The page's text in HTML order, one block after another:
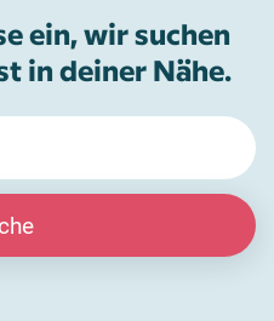
ein, wir suchen
in deiner Nähe.